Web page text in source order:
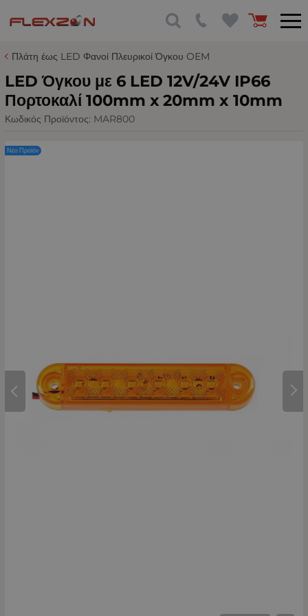
Πλάτη έως LED Φανοί Πλευρικοί Όγκου OEM
LED Όγκου με 6 LED 12V/24V IP66
Πορτοκαλί 100mm х 20mm x 10mm
Κωδικός Προϊόντος: MAR800
Νέο Προϊόν